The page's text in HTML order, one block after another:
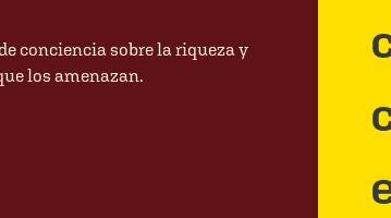
conciencia sobre la riqueza y
los amenazan.